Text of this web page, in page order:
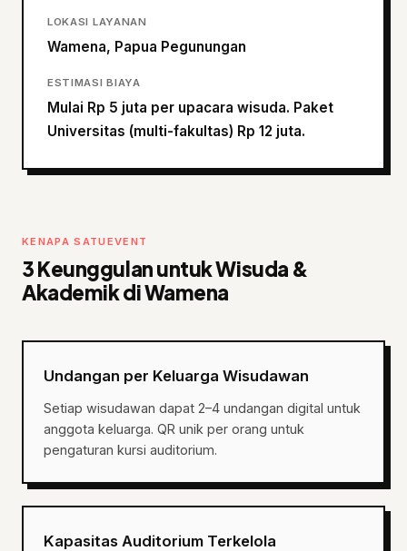
LOKASI LAYANAN
Wamena, Papua Pegunungan
ESTIMASI BIAYA
Mulai Rp 5 juta per upacara wisuda. Paket
Universitas (multi-fakultas) Rp 12 juta.
KENAPA SATUEVENT
3 Keunggulan untuk Wisuda &
Akademik di Wamena
Undangan per Keluarga Wisudawan
Setiap wisudawan dapat 2–4 undangan digital untuk
anggota keluarga. QR unik per orang untuk
pengaturan kursi auditorium.
Kapasitas Auditorium Terkelola